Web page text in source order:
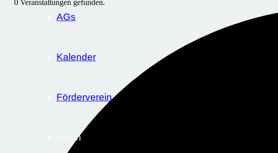
AGs
Kalender
Förderverein
Intern
0 Veranstaltungen gefunden.